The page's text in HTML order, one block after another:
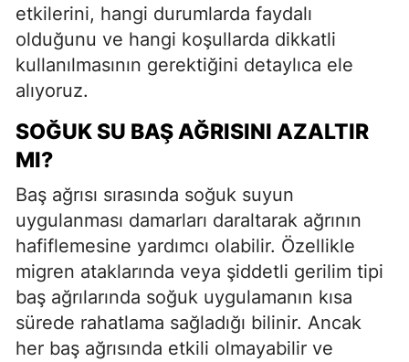
etkilerini, hangi durumlarda faydalı
olduğunu ve hangi koşullarda dikkatli
kullanılmasının gerektiğini detaylıca ele
alıyoruz.
SOĞUK SU BAŞ AĞRISINI AZALTIR
MI?
Baş ağrısı sırasında soğuk suyun
uygulanması damarları daraltarak ağrının
hafiflemesine yardımcı olabilir. Özellikle
migren ataklarında veya şiddetli gerilim tipi
baş ağrılarında soğuk uygulamanın kısa
sürede rahatlama sağladığı bilinir. Ancak
her baş ağrısında etkili olmayabilir ve